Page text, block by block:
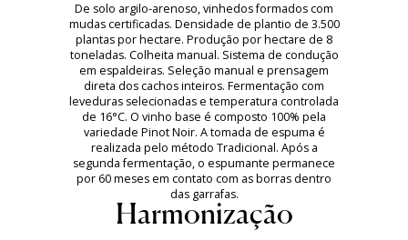
De solo argilo-arenoso, vinhedos formados com
mudas certificadas. Densidade de plantio de 3.500
plantas por hectare. Produção por hectare de 8
toneladas. Colheita manual. Sistema de condução
em espaldeiras. Seleção manual e prensagem
direta dos cachos inteiros. Fermentação com
leveduras selecionadas e temperatura controlada
de 16°C. O vinho base é composto 100% pela
variedade Pinot Noir. A tomada de espuma é
realizada pelo método Tradicional. Após a
segunda fermentação, o espumante permanece
por 60 meses em contato com as borras dentro
das garrafas.
Harmonização